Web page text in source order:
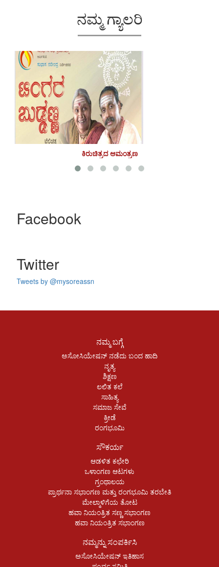
ನಮ್ಮ ಗ್ಯಾಲರಿ
ಕಿರುಚಿತ್ರದ ಆಮಂತ್ರಣ
Facebook
Twitter
Tweets by @mysoreassn
ನಮ್ಮ ಬಗ್ಗೆ
ಅಸೋಸಿಯೇಷನ್ ನಡೆದು ಬಂದ ಹಾದಿ
ನೃತ್ಯ
ಶಿಕ್ಷಣ
ಲಲಿತ ಕಲೆ
ಸಾಹಿತ್ಯ
ಸಮಾಜ ಸೇವೆ
ಕ್ರೀಡೆ
ರಂಗಭೂಮಿ
ಸೌಕರ್ಯ
ಆಡಳಿತ ಕಛೇರಿ
ಒಳಾಂಗಣ ಆಟಗಳು
ಗ್ರಂಥಾಲಯ
ಪ್ರಾರ್ಥನಾ ಸಭಾಂಗಣ ಮತ್ತು ರಂಗಭೂಮಿ ತರಬೇತಿ
ಮೇಲ್ಮಾಳಿಗೆಯ ತೋಟ
ಹವಾ ನಿಯಂತ್ರಿತ ಸಣ್ಣ ಸಭಾಂಗಣ
ಹವಾ ನಿಯಂತ್ರಿತ ಸಭಾಂಗಣ
ನಮ್ಮನ್ನು ಸಂಪರ್ಕಿಸಿ
ಅಸೋಸಿಯೇಷನ್ ಇತಿಹಾಸ